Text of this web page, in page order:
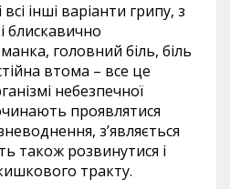
інші варіанти грипу, з
блискавично
головний біль, біль
втома – все це
небезпечної
проявлятися
з’являється
також розвинутися і
тракту.